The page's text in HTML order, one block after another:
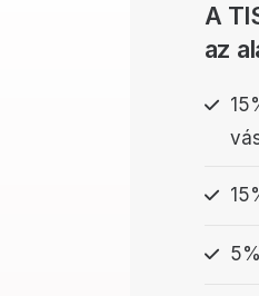
A
az